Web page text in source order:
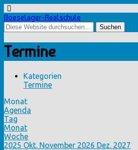
Boeselager-Realschule
Termine
Kategorien
Termine
Monat
Agenda
Tag
Monat
Woche
2025 Okt. November 2026 Dez. 2027